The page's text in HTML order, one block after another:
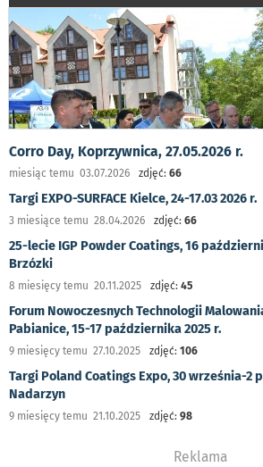
Corro Day, Koprzywnica, 27.05.2026 r.
miesiąc temu 03.07.2026 zdjęć: 66
Targi EXPO-SURFACE Kielce, 24-17.03 2026 r.
3 miesiące temu 28.04.2026 zdjęć: 66
25-lecie IGP Powder Coatings, 16
Brzózki
8 miesięcy temu 20.11.2025 zdjęć: 45
Forum Nowoczesnych Technologii
Pabianice, 15-17 października 2025 r.
9 miesięcy temu 27.10.2025 zdjęć: 106
Targi Poland Coatings Expo, 30 września-2
Nadarzyn
9 miesięcy temu 21.10.2025 zdjęć: 98
Reklama